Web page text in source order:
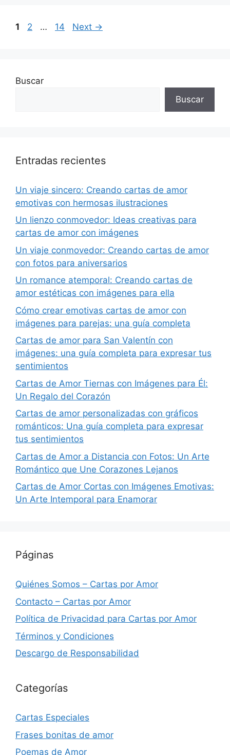
Page
1 Page
2 … Page
14 Next →
Buscar
Buscar
Entradas recientes
Un viaje sincero: Creando cartas de amor
emotivas con hermosas ilustraciones
Un lienzo conmovedor: Ideas creativas para
cartas de amor con imágenes
Un viaje conmovedor: Creando cartas de amor
con fotos para aniversarios
Un romance atemporal: Creando cartas de
amor estéticas con imágenes para ella
Cómo crear emotivas cartas de amor con
imágenes para parejas: una guía completa
Cartas de amor para San Valentín con
imágenes: una guía completa para expresar tus
sentimientos
Cartas de Amor Tiernas con Imágenes para Él:
Un Regalo del Corazón
Cartas de amor personalizadas con gráficos
románticos: Una guía completa para expresar
tus sentimientos
Cartas de Amor a Distancia con Fotos: Un Arte
Romántico que Une Corazones Lejanos
Cartas de Amor Cortas con Imágenes Emotivas:
Un Arte Intemporal para Enamorar
Páginas
Quiénes Somos – Cartas por Amor
Contacto – Cartas por Amor
Política de Privacidad para Cartas por Amor
Términos y Condiciones
Descargo de Responsabilidad
Categorías
Cartas Especiales
Frases bonitas de amor
Poemas de Amor